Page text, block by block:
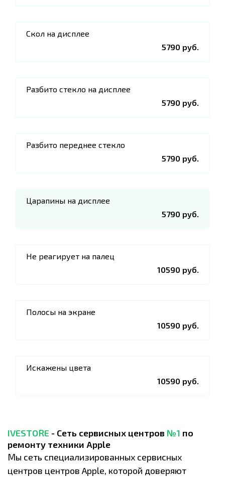
Скол на дисплее
5790 руб.
Разбито стекло на дисплее
5790 руб.
Разбито переднее стекло
5790 руб.
Царапины на дисплее
5790 руб.
Не реагирует на палец
10590 руб.
Полосы на экране
10590 руб.
Искажены цвета
10590 руб.
IVESTORE - Сеть сервисных центров №1 по
ремонту техники Apple
Мы сеть специализированных сервисных
центров центров Apple, которой доверяют